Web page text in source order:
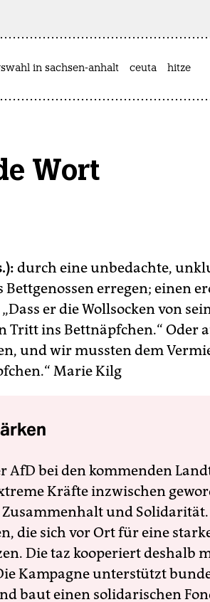
in sachsen-anhalt ceuta hitze
Wort
durch eine unbedachte,
Bettgenossen erregen; einen
„Dass er die Wollsocken von
Tritt ins Bettnäpfchen.“ Oder
und wir mussten dem
Marie Kilg
AfD bei den kommenden
Kräfte inzwischen
Zusammenhalt und
die sich vor Ort für eine
Die taz kooperiert deshalb
Kampagne unterstützt
baut einen solidarischen